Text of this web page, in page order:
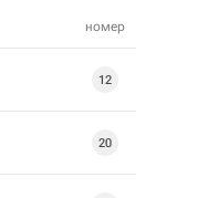
номер
12
20